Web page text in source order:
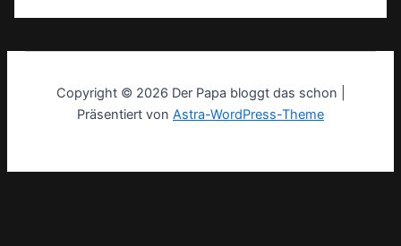
Copyright © 2026 Der Papa bloggt das schon |
Präsentiert von Astra-WordPress-Theme